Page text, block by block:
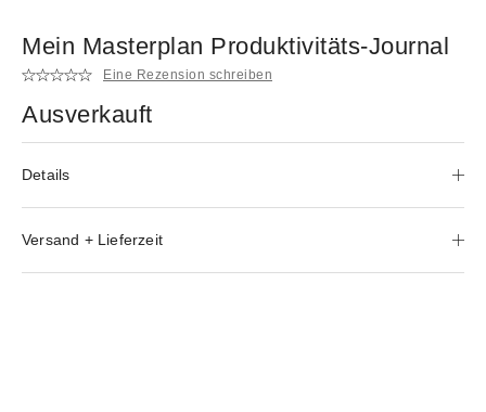
Mein Masterplan Produktivitäts-Journal
Eine Rezension schreiben
Ausverkauft
Details
Versand + Lieferzeit